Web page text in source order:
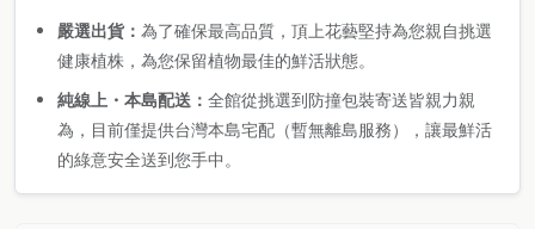
嚴選出貨：為了確保最高品質，頂上花藝堅持為您親自挑選
健康植株，為您保留植物最佳的鮮活狀態。
純線上・本島配送：全館從挑選到防撞包裝寄送皆親力親
為，目前僅提供台灣本島宅配（暫無離島服務），讓最鮮活
的綠意安全送到您手中。